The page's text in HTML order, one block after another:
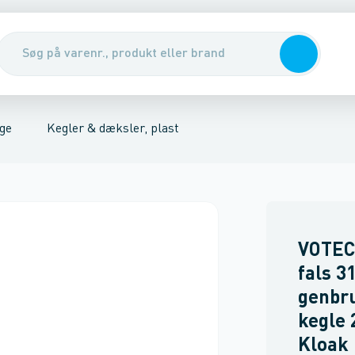
& udskillerePumper, pumpebrønde & ventiler
& dækslerRendestens karme
Kegler & dæksler, plast
plast Topringe, plastMotorvejskegler
fals
kegle
Kloak